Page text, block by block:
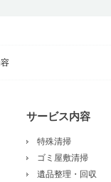
サービス内容
特殊清掃
ゴミ屋敷清掃
遺品整理・回収